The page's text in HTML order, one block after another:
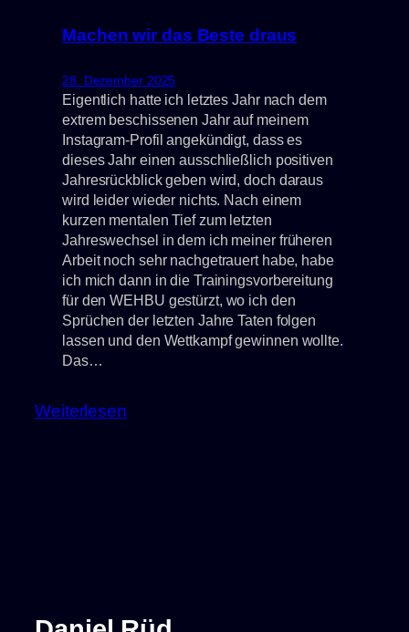
Machen wir das Beste draus
28. Dezember 2025
Eigentlich hatte ich letztes Jahr nach dem
extrem beschissenen Jahr auf meinem
Instagram-Profil angekündigt, dass es
dieses Jahr einen ausschließlich positiven
Jahresrückblick geben wird, doch daraus
wird leider wieder nichts. Nach einem
kurzen mentalen Tief zum letzten
Jahreswechsel in dem ich meiner früheren
Arbeit noch sehr nachgetrauert habe, habe
ich mich dann in die Trainingsvorbereitung
für den WEHBU gestürzt, wo ich den
Sprüchen der letzten Jahre Taten folgen
lassen und den Wettkampf gewinnen wollte.
Das…
Weiterlesen: